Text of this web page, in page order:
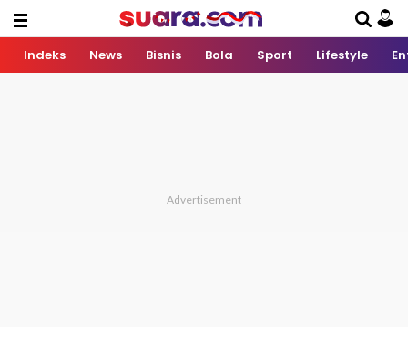
Indeks News Bisnis Bola Sport Lifestyle